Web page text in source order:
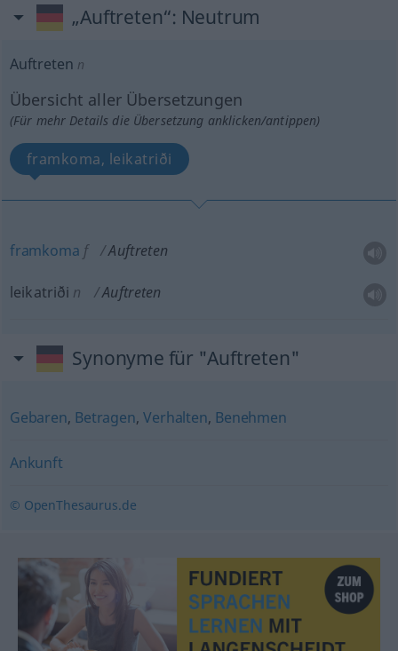
„Auftreten“: Neutrum
Auftreten n
Übersicht aller Übersetzungen
(Für mehr Details die Übersetzung anklicken/antippen)
framkoma, leikatriði
framkoma f Auftreten
leikatriði n Auftreten
Synonyme für "Auftreten"
Gebaren, Betragen,Verhalten, Benehmen
Ankunft
© OpenThesaurus.de